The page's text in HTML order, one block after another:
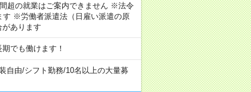
超の就業はご案内できません ※法令
す ※労働者派遣法（日雇い派遣の原
あります
でも働けます！
自由/シフト勤務/10名以上の大量募